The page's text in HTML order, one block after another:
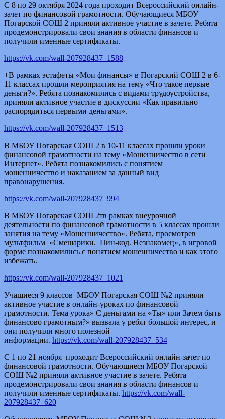
С 8 по 29 октября 2024 года проходит Всероссийский онлайн-
зачет по финансовой грамотности. Обучающиеся МБОУ
Погарской СОШ 2 приняли активное участие в зачете. Ребята
продемонстрировали свои знания в области финансов и
получили именные сертификаты.
https://vk.com/wall-207928437_1588
+В рамках эстафеты «Мои финансы» в Погарский СОШ 2 в 6-
11 классах прошли мероприятия на тему «Что такое первые
деньги?». Ребята познакомились с видами трудоустройства,
приняли активное участие в дискуссии «Как правильно
распорядиться первыми деньгами».
https://vk.com/wall-207928437_1513
В МБОУ Погарская СОШ 2 в 10-11 классах прошли уроки
финансовой грамотности на тему «Мошенничество в сети
Интернет». Ребята познакомились с понятием
мошенничество и наказанием за данный вид
правонарушения.
https://vk.com/wall-207928437_994
В МБОУ Погарская СОШ 2тв рамках внеурочной
деятельности по финансовой грамотности в 5 классах прошли
занятия на тему «Мошенничество». Ребята, просмотрев
мультфильм «Смешарики. Пин-код. Незнакомец», в игровой
форме познакомились с понятием мошенничество и как этого
избежать.
https://vk.com/wall-207928437_1021
Учащиеся 9 классов МБОУ Погарская СОШ №2 приняли
активное участие в онлайн-уроках по финансовой
грамотности. Тема урока» С деньгами на «Ты» или Зачем быть
финансово грамотным?» вызвала у ребят большой интерес, и
они получили много полезной
информации. https://vk.com/wall-207928437_534
С 1 по 21 ноября проходит Всероссийский онлайн-зачет по
финансовой грамотности. Обучающиеся МБОУ Погарской
СОШ №2 приняли активное участие в зачете. Ребята
продемонстрировали свои знания в области финансов и
получили именные сертификаты. https://vk.com/wall-
207928437_620